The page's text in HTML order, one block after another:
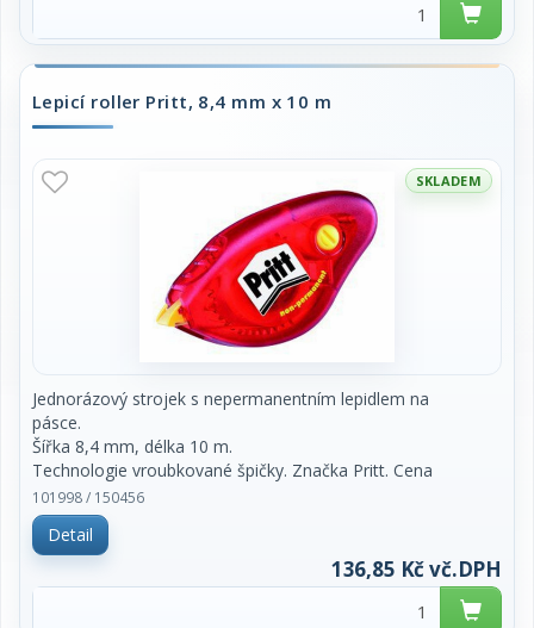
Lepicí roller Pritt, 8,4 mm x 10 m
SKLADEM
Jednorázový strojek s nepermanentním lepidlem na
pásce.
Šířka 8,4 mm, délka 10 m.
Technologie vroubkované špičky. Značka Pritt. Cena
za kus.
101998 / 150456
Detail
136,85 Kč vč.DPH